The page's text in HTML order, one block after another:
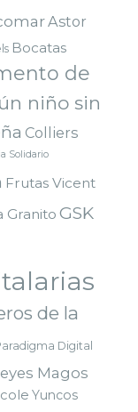
Astor
Bocatas
de
niño sin
Colliers
Solidario
Frutas Vicent
Granito GSK
de la
Digital
Magos
Yuncos